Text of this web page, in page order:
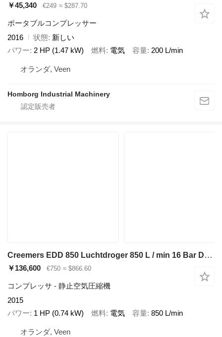
￥45,340 €249 ≈ $287.70
ポータブルコンプレッサー
2016
状態 新しい
パワー 2 HP (1.47 kW) 燃料 電気 容量 200 L/min
オランダ, Veen
Homborg Industrial Machinery
Creemers EDD 850 Luchtdroger 850 L / min 16 Bar Droger Dryer
￥136,600 €750 ≈ $866.60
コンプレッサ - 静止空気圧縮機
2015
パワー 1 HP (0.74 kW) 燃料 電気 容量 850 L/min
オランダ, Veen